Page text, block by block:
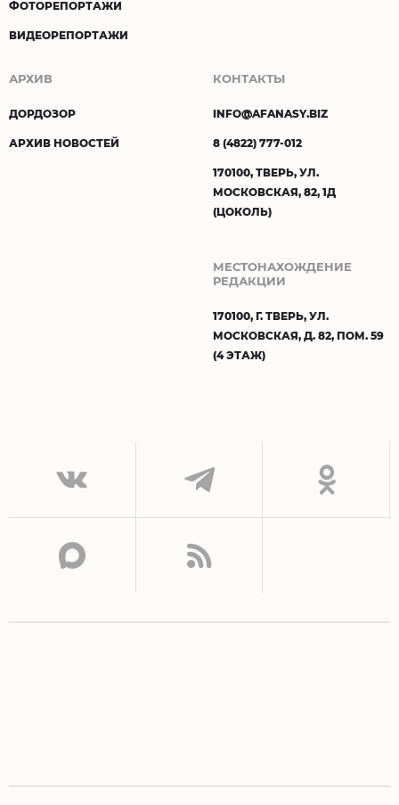
ФОТОРЕПОРТАЖИ
ВИДЕОРЕПОРТАЖИ
АРХИВ
ДОРДОЗОР
АРХИВ НОВОСТЕЙ
КОНТАКТЫ
INFO@AFANASY.BIZ
8 (4822) 777-012
170100, ТВЕРЬ, УЛ.
МОСКОВСКАЯ, 82, 1Д
(ЦОКОЛЬ)
МЕСТОНАХОЖДЕНИЕ
РЕДАКЦИИ
170100, Г. ТВЕРЬ, УЛ.
МОСКОВСКАЯ, Д. 82, ПОМ. 59
(4 ЭТАЖ)